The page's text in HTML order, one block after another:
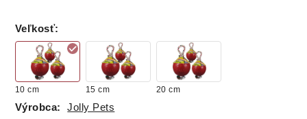
Veľkosť:
10 cm 15 cm 20 cm
Výrobca: Jolly Pets